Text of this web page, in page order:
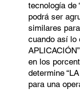
tecnología de
podrá ser
similares
cuando así lo
en los
determine
para una